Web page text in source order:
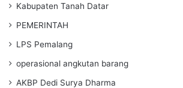
Kabupaten Tanah Datar
PEMERINTAH
LPS Pemalang
operasional angkutan barang
AKBP Dedi Surya Dharma